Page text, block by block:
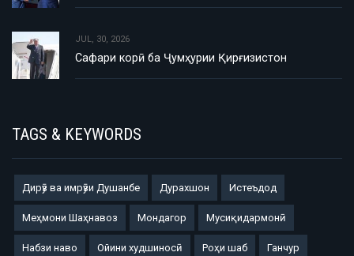
JUL, 30, 2026
Сафари корӣ ба Ҷумҳурии Қирғизистон
TAGS & KEYWORDS
Дирӯз ва имрӯзи Душанбе Дурахшон Истеъдод
Меҳмони Шаҳнавоз Мондагор Мусиқидармонӣ
Набзи наво Ойини худшиносӣ Роҳи шаб Ганчур